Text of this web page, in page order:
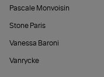
Pascale Monvoisin
Stone Paris
Vanessa Baroni
Vanrycke